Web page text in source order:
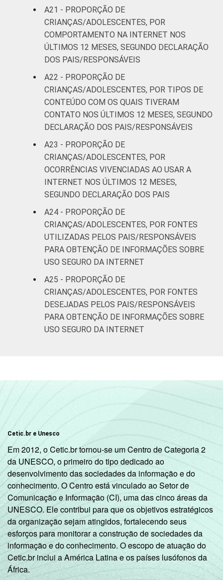
A21 - PROPORÇÃO DE
CRIANÇAS/ADOLESCENTES, POR
COMPORTAMENTO NA INTERNET NOS
ÚLTIMOS 12 MESES, SEGUNDO DECLARAÇÃO
DOS PAIS/RESPONSÁVEIS
A22 - PROPORÇÃO DE
CRIANÇAS/ADOLESCENTES, POR TIPOS DE
CONTEÚDO COM OS QUAIS TIVERAM
CONTATO NOS ÚLTIMOS 12 MESES, SEGUNDO
DECLARAÇÃO DOS PAIS/RESPONSÁVEIS
A23 - PROPORÇÃO DE
CRIANÇAS/ADOLESCENTES, POR
OCORRÊNCIAS VIVENCIADAS AO USAR A
INTERNET NOS ÚLTIMOS 12 MESES,
SEGUNDO DECLARAÇÃO DOS PAIS
A24 - PROPORÇÃO DE
CRIANÇAS/ADOLESCENTES, POR FONTES
UTILIZADAS PELOS PAIS/RESPONSÁVEIS
PARA OBTENÇÃO DE INFORMAÇÕES SOBRE
USO SEGURO DA INTERNET
A25 - PROPORÇÃO DE
CRIANÇAS/ADOLESCENTES, POR FONTES
DESEJADAS PELOS PAIS/RESPONSÁVEIS
PARA OBTENÇÃO DE INFORMAÇÕES SOBRE
USO SEGURO DA INTERNET
Cetic.br e Unesco
Em 2012, o Cetic.br tornou-se um Centro de Categoria 2
da UNESCO, o primeiro do tipo dedicado ao
desenvolvimento das sociedades da informação e do
conhecimento. O Centro está vinculado ao Setor de
Comunicação e Informação (CI), uma das cinco áreas da
UNESCO. Ele contribui para que os objetivos estratégicos
da organização sejam atingidos, fortalecendo seus
esforços para monitorar a construção de sociedades da
informação e do conhecimento. O escopo de atuação do
Cetic.br inclui a América Latina e os países lusófonos da
África.